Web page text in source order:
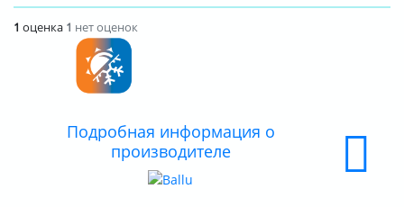
О КОМПАНИИ
ДОСТАВКА
ОПЛАТА
1 оценка 1 нет оценок
Подробная информация о
производителе